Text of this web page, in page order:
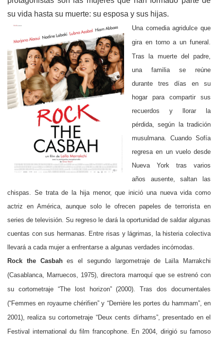
su vida hasta su muerte: su esposa y sus hijas.
Una comedia agridulce que
gira en torno a un funeral.
Tras la muerte del padre,
una familia se reúne
durante tres días en su
hogar para compartir sus
recuerdos y llorar la
pérdida, según la tradición
musulmana. Cuando Sofía
regresa en un vuelo desde
Nueva York tras varios
años ausente, saltan las
chispas. Se trata de la hija menor, que inició una nueva vida como
actriz en América, aunque solo le ofrecen papeles de terrorista en
series de televisión. Su regreso le dará la oportunidad de saldar algunas
cuentas con sus hermanas. Entre risas y lágrimas, la histeria colectiva
llevará a cada mujer a enfrentarse a algunas verdades incómodas.
Rock the Casbahes el segundo largometraje de Laïla Marrakchi
(Casablanca, Marruecos, 1975), directora marroquí que se estrenó con
su cortometraje “The lost horizon” (2000). Tras dos documentales
(“Femmes en royaume chérifien”y “Derrière les portes du hammam”, en
2001), realiza su cortometraje “Deux cents dírhams”, presentado en el
Festival international du film francophone. En 2004,dirigió su famoso